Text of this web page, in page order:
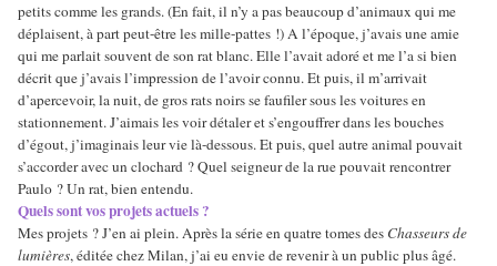
petits comme les grands. (En fait, il n’y a pas beaucoup d’animaux qui me
déplaisent, à part peut-être les mille-pattes !) A l’époque, j’avais une amie
qui me parlait souvent de son rat blanc. Elle l’avait adoré et me l’a si bien
décrit que j’avais l’impression de l’avoir connu. Et puis, il m’arrivait
d’apercevoir, la nuit, de gros rats noirs se faufiler sous les voitures en
stationnement. J’aimais les voir détaler et s’engouffrer dans les bouches
d’égout, j’imaginais leur vie là-dessous. Et puis, quel autre animal pouvait
s’accorder avec un clochard ? Quel seigneur de la rue pouvait rencontrer
Paulo ? Un rat, bien entendu.
Quels sont vos projets actuels ?
Mes projets ? J’en ai plein. Après la série en quatre tomes des Chasseurs de
lumières, éditée chez Milan, j’ai eu envie de revenir à un public plus âgé.